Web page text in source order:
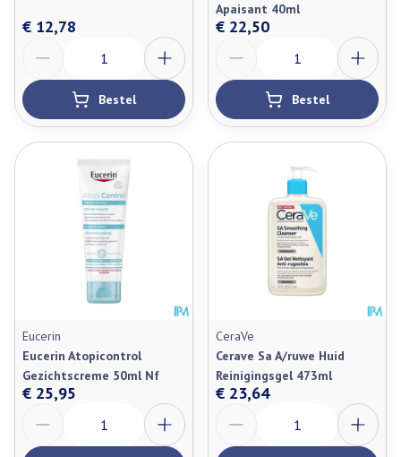
€ 12,78
Bestel
Apaisant 40ml
€ 22,50
Bestel
Eucerin
Eucerin Atopicontrol
Gezichtscreme 50ml Nf
€ 25,95
CeraVe
Cerave Sa A/ruwe Huid
Reinigingsgel 473ml
€ 23,64